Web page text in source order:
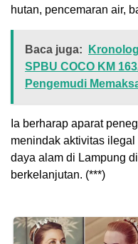
hutan, pencemaran air,
Baca juga:
SPBU COCO KM
Pengemudi
Ia berharap aparat
menindak aktivitas
daya alam di Lampung
berkelanjutan. (***)